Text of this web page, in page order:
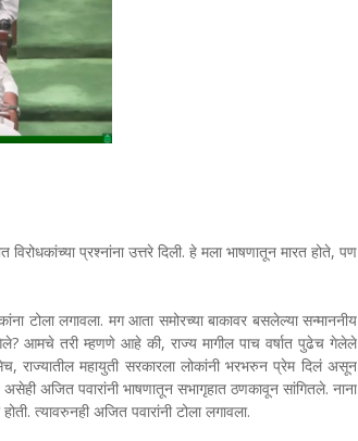
प्रश्नांना उत्तरे दिली. हे मला भाषणातून मारत होते, पण
टोला लगावला. मग आता समोरच्या बाकावर बसलेल्या सन्माननीय
आमचे तरी म्हणणे आहे की, राज्य मागील पाच वर्षात पुढेच गेलेले
राज्यातील महायुती सरकारला लोकांनी भरभरुन प्रेम दिलं असून
अजित पवारांनी भाषणातून सभागृहात ठणकावून सांगितले. नाना
त्यावरुनही अजित पवारांनी टोला लगावला.